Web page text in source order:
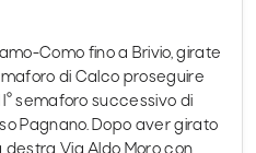
Como fino a Brivio, girate
di Calco proseguire
semaforo successivo di
Pagnano. Dopo aver girato